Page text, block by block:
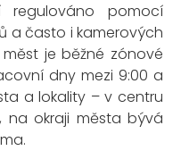
pomocí
a často i kamerových
je běžné zónové
dny mezi 9:00 a
a lokality – v centru
okraji města bývá